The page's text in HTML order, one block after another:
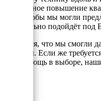
постоянное повышение
того, чтобы мы могли
оптимально подойдёт под
Надеемся, что мы смогли
вопросы. Если же
или помощь в выборе,